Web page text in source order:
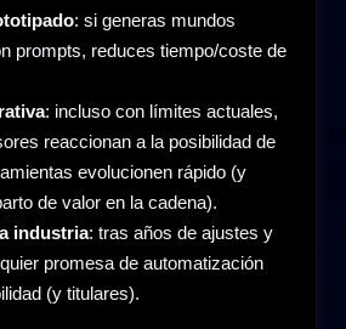
: si generas mundos
prompts, reduces tiempo/coste de
: incluso con límites actuales,
reaccionan a la posibilidad de
evolucionen rápido (y
de valor en la cadena).
industria: tras años de ajustes y
promesa de automatización
(y titulares).